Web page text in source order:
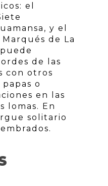
el
y el
de La
de las
con otros
o
en las
lomas. En
solitario